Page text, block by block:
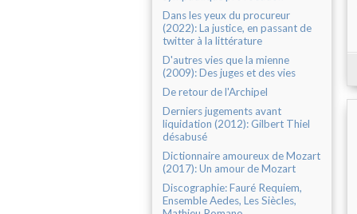
Dans les yeux du procureur
(2022): La justice, en passant de
twitter à la littérature
D'autres vies que la mienne
(2009): Des juges et des vies
De retour de l'Archipel
Derniers jugements avant
liquidation (2012): Gilbert Thiel
désabusé
Dictionnaire amoureux de Mozart
(2017): Un amour de Mozart
Discographie: Fauré Requiem,
Ensemble Aedes, Les Siècles,